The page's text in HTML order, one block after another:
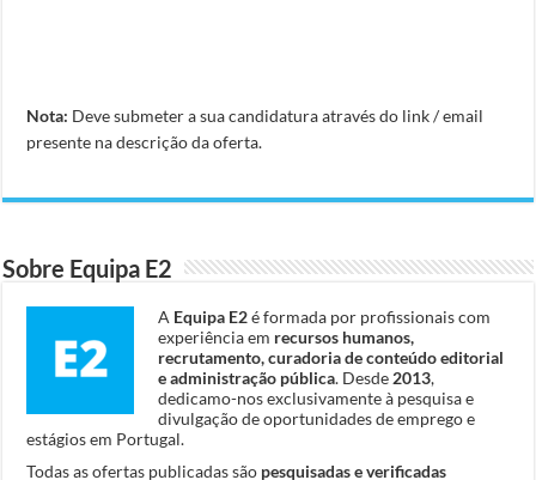
Nota: Deve submeter a sua candidatura através do link / email
presente na descrição da oferta.
Sobre Equipa E2
A Equipa E2é formada por profissionais com
experiência em recursos humanos,
recrutamento, curadoria de conteúdo editorial
e administração pública. Desde 2013,
dedicamo-nos exclusivamente à pesquisa e
divulgação de oportunidades de emprego e
estágios em Portugal.
Todas as ofertas publicadas são pesquisadas e verificadas